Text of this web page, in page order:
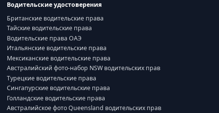
Водительские удостоверения
Британские водительские права
Тайские водительские права
Водительские права ОАЭ
Итальянские водительские права
Мексиканские водительские права
Австралийский фото-набор NSW водительских прав
Турецкие водительские права
Сингапурские водительские права
Голландские водительские права
Австралийское фото Queensland водительских прав